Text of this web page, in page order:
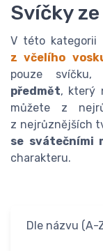
Svíčky
V této kategorii
z včelího
pouze
předmět, který
můžete z
z nejrůznějších
se svátečními
charakteru.
Dle názvu (A-